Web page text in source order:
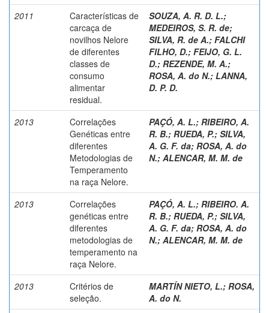
2011
Características de
carcaça de
novilhos Nelore
de diferentes
classes de
consumo
alimentar
residual.
SOUZA, A. R. D. L.;
MEDEIROS, S. R. de;
SILVA, R. de A.; FALCHI
FILHO, D.; FEIJO, G. L.
D.; REZENDE, M. A.;
ROSA, A. do N.; LANNA,
D. P. D.
2013
Correlações
Genéticas entre
diferentes
Metodologias de
Temperamento
na raça Nelore.
PAÇÓ, A. L.; RIBEIRO, A.
R. B.; RUEDA, P.; SILVA,
A. G. F. da; ROSA, A. do
N.; ALENCAR, M. M. de
2013
Correlações
genéticas entre
diferentes
metodologias de
temperamento na
raça Nelore.
PAÇÓ, A. L.; RIBEIRO. A.
R. B.; RUEDA, P.; SILVA,
A. G. F. da; ROSA, A. do
N.; ALENCAR, M. M. de
2013
Critérios de
seleção.
MARTÍN NIETO, L.; ROSA,
A. do N.